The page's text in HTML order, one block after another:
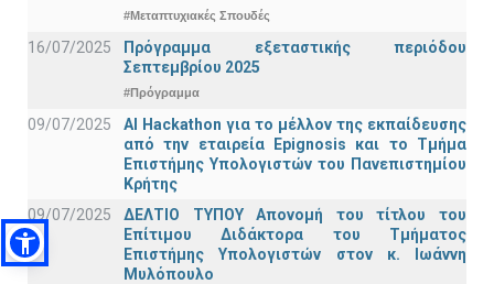
#Μεταπτυχιακές Σπουδές
16/07/2025
Πρόγραμμα εξεταστικής περιόδου
Σεπτεμβρίου 2025
#Πρόγραμμα
09/07/2025
AI Hackathon για το μέλλον της εκπαίδευσης
από την εταιρεία Epignosis και το Τμήμα
Επιστήμης Υπολογιστών του Πανεπιστημίου
Κρήτης
09/07/2025
ΔΕΛΤΙΟ ΤΥΠΟΥ Απονομή του τίτλου του
Επίτιμου Διδάκτορα του Τμήματος
Επιστήμης Υπολογιστών στον κ. Ιωάννη
Μυλόπουλο